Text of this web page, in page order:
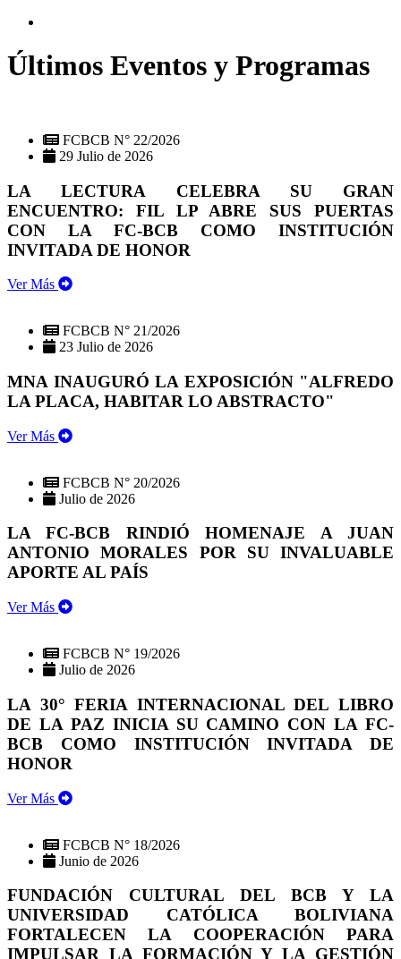
Últimos Eventos y Programas
FCBCB N° 22/2026
29 Julio de 2026
LA LECTURA CELEBRA SU GRAN
ENCUENTRO: FIL LP ABRE SUS PUERTAS
CON LA FC-BCB COMO INSTITUCIÓN
INVITADA DE HONOR
Ver Más
FCBCB N° 21/2026
23 Julio de 2026
MNA INAUGURÓ LA EXPOSICIÓN "ALFREDO
LA PLACA, HABITAR LO ABSTRACTO"
Ver Más
FCBCB N° 20/2026
Julio de 2026
LA FC-BCB RINDIÓ HOMENAJE A JUAN
ANTONIO MORALES POR SU INVALUABLE
APORTE AL PAÍS
Ver Más
FCBCB N° 19/2026
Julio de 2026
LA 30° FERIA INTERNACIONAL DEL LIBRO
DE LA PAZ INICIA SU CAMINO CON LA FC-
BCB COMO INSTITUCIÓN INVITADA DE
HONOR
Ver Más
FCBCB N° 18/2026
Junio de 2026
FUNDACIÓN CULTURAL DEL BCB Y LA
UNIVERSIDAD CATÓLICA BOLIVIANA
FORTALECEN LA COOPERACIÓN PARA
IMPULSAR LA FORMACIÓN Y LA GESTIÓN